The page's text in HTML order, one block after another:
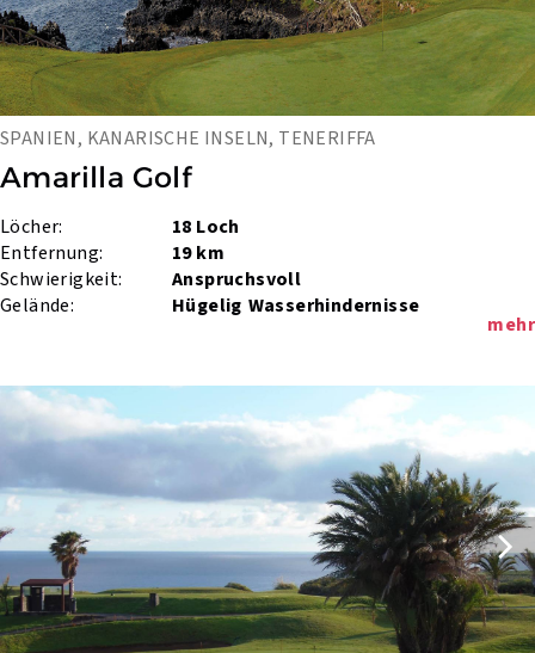
SPANIEN, KANARISCHE INSELN, TENERIFFA
Amarilla Golf
Löcher:
18 Loch
Entfernung:
19 km
Schwierigkeit:
Anspruchsvoll
Gelände:
Hügelig Wasserhindernisse
mehr